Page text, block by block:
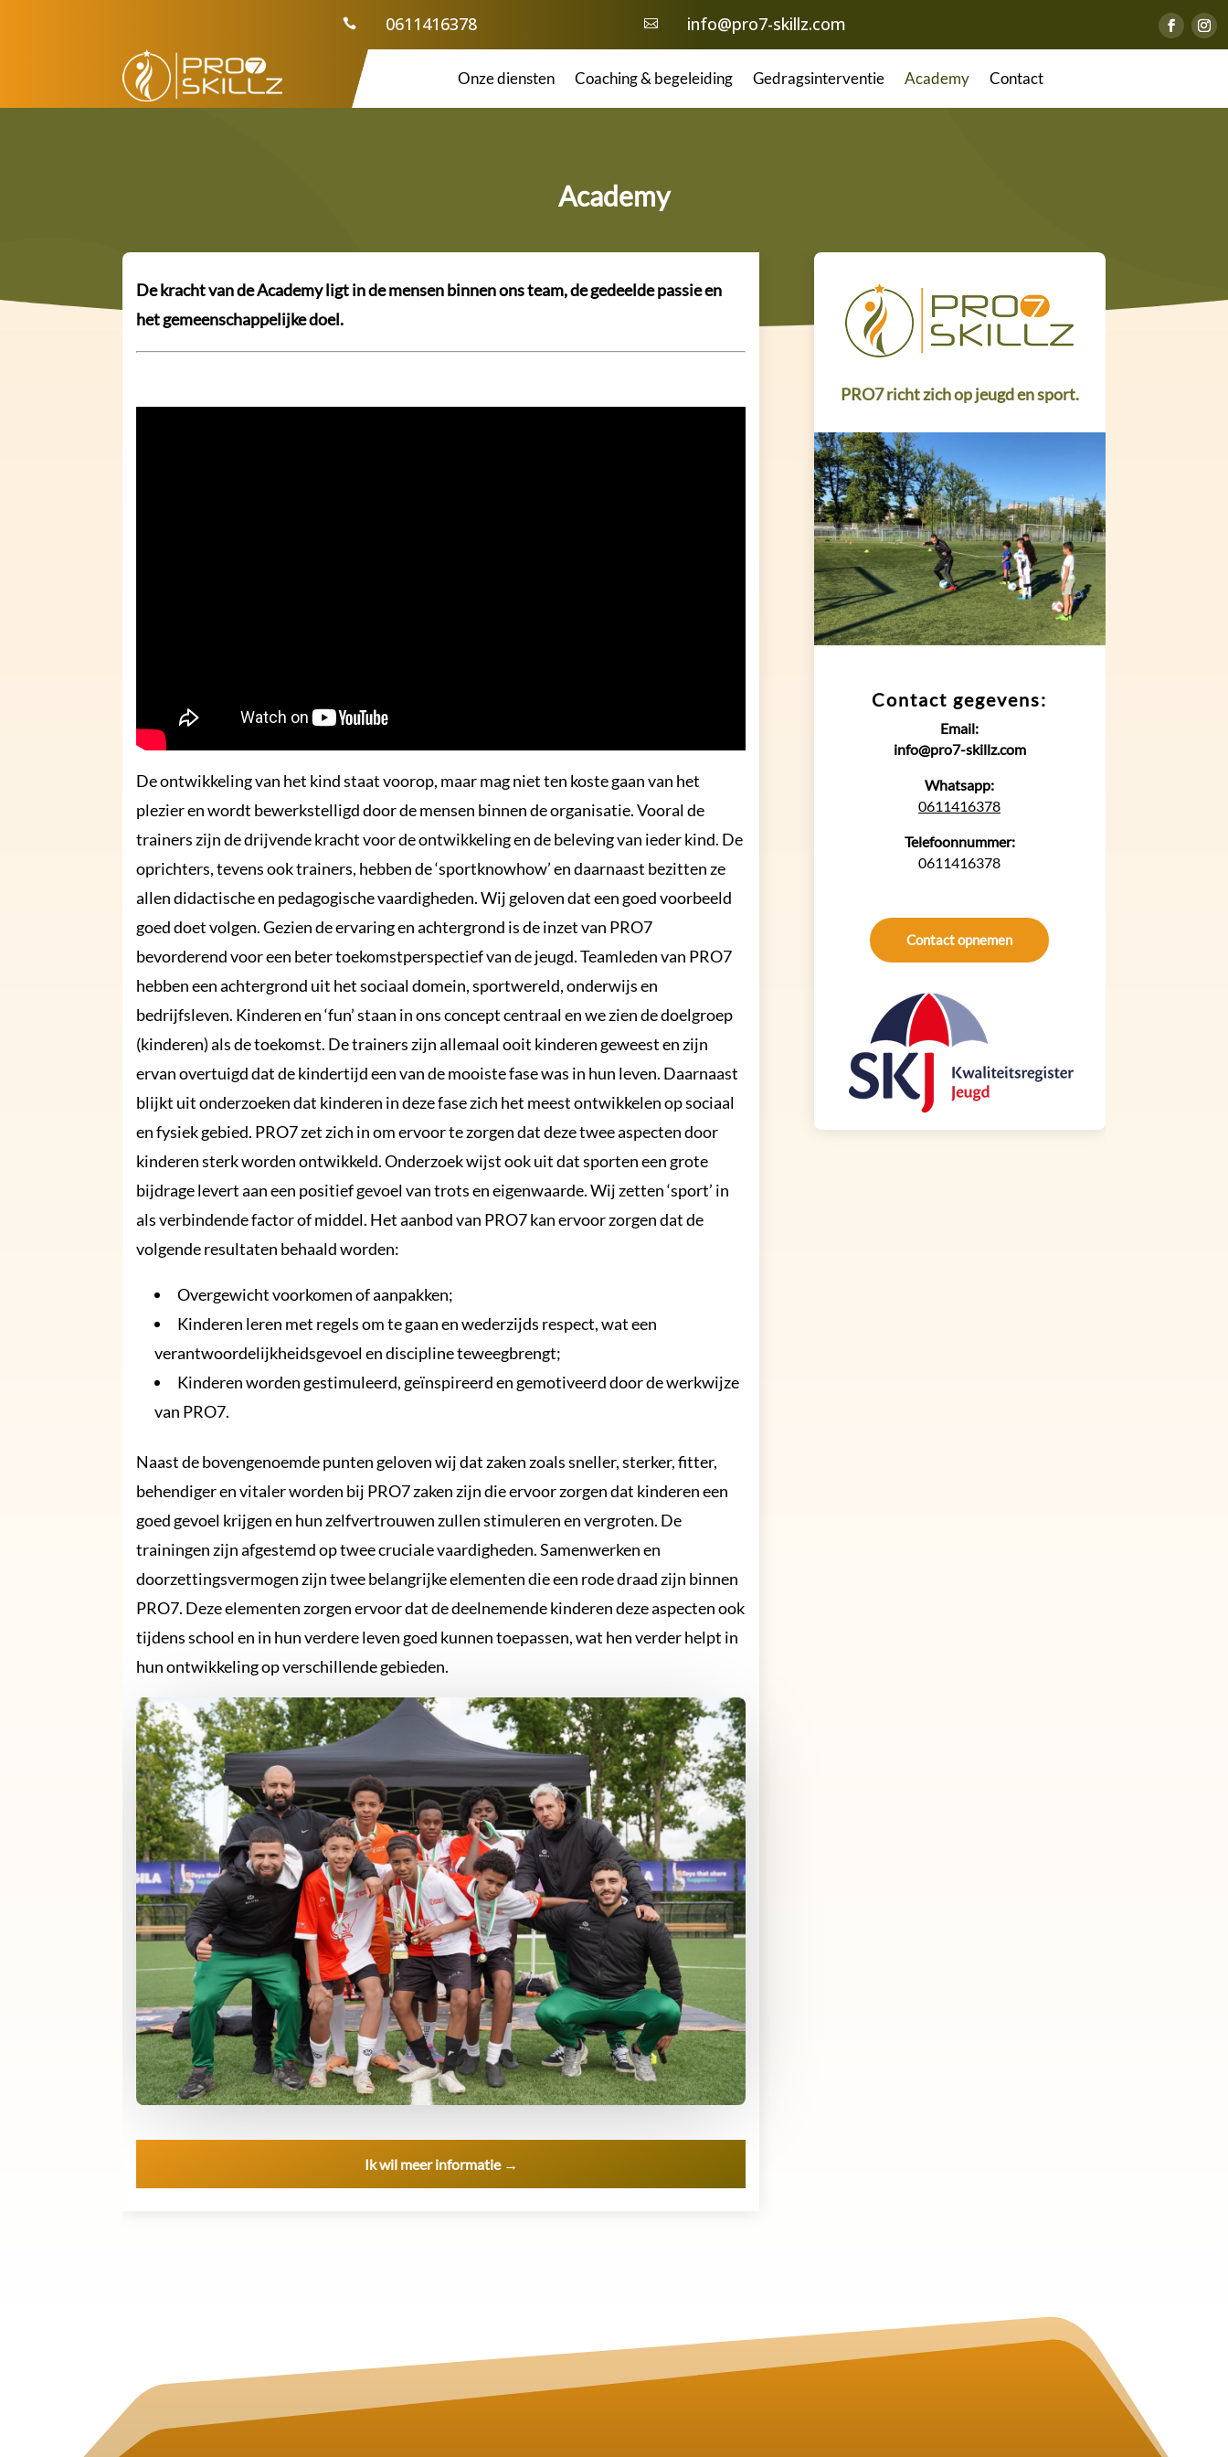
 0611416378  info@pro7-skillz.com
Onze diensten Coaching & begeleiding Gedragsinterventie Academy Contact
Academy
De kracht van de Academy ligt in de mensen binnen ons team, de gedeelde passie en
het gemeenschappelijke doel.
De ontwikkeling van het kind staat voorop, maar mag niet ten koste gaan van het
plezier en wordt bewerkstelligd door de mensen binnen de organisatie. Vooral de
trainers zijn de drijvende kracht voor de ontwikkeling en de beleving van ieder kind. De
oprichters, tevens ook trainers, hebben de ‘sportknowhow’ en daarnaast bezitten ze
allen didactische en pedagogische vaardigheden. Wij geloven dat een goed voorbeeld
goed doet volgen. Gezien de ervaring en achtergrond is de inzet van PRO7
bevorderend voor een beter toekomstperspectief van de jeugd. Teamleden van PRO7
hebben een achtergrond uit het sociaal domein, sportwereld, onderwijs en
bedrijfsleven. Kinderen en ‘fun’ staan in ons concept centraal en we zien de doelgroep
(kinderen) als de toekomst. De trainers zijn allemaal ooit kinderen geweest en zijn
ervan overtuigd dat de kindertijd een van de mooiste fase was in hun leven. Daarnaast
blijkt uit onderzoeken dat kinderen in deze fase zich het meest ontwikkelen op sociaal
en fysiek gebied. PRO7 zet zich in om ervoor te zorgen dat deze twee aspecten door
kinderen sterk worden ontwikkeld. Onderzoek wijst ook uit dat sporten een grote
bijdrage levert aan een positief gevoel van trots en eigenwaarde. Wij zetten ‘sport’ in
als verbindende factor of middel. Het aanbod van PRO7 kan ervoor zorgen dat de
volgende resultaten behaald worden:
Overgewicht voorkomen of aanpakken;
Kinderen leren met regels om te gaan en wederzijds respect, wat een
verantwoordelijkheidsgevoel en discipline teweegbrengt;
Kinderen worden gestimuleerd, geïnspireerd en gemotiveerd door de werkwijze
van PRO7.
Naast de bovengenoemde punten geloven wij dat zaken zoals sneller, sterker, fitter,
behendiger en vitaler worden bij PRO7 zaken zijn die ervoor zorgen dat kinderen een
goed gevoel krijgen en hun zelfvertrouwen zullen stimuleren en vergroten. De
trainingen zijn afgestemd op twee cruciale vaardigheden. Samenwerken en
doorzettingsvermogen zijn twee belangrijke elementen die een rode draad zijn binnen
PRO7. Deze elementen zorgen ervoor dat de deelnemende kinderen deze aspecten ook
tijdens school en in hun verdere leven goed kunnen toepassen, wat hen verder helpt in
hun ontwikkeling op verschillende gebieden.
Ik wil meer informatie →
PRO7 richt zich op jeugd en sport.
Contact gegevens:
Email:
info@pro7-skillz.com
Whatsapp:
0611416378
Telefoonnummer:
0611416378
Contact opnemen